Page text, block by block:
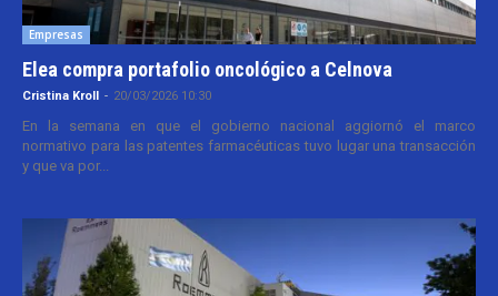
Empresas
Elea compra portafolio oncológico a Celnova
Cristina Kroll - 20/03/2026 10:30
En la semana en que el gobierno nacional aggiornó el marco
normativo para las patentes farmacéuticas tuvo lugar una transacción
y que va por...